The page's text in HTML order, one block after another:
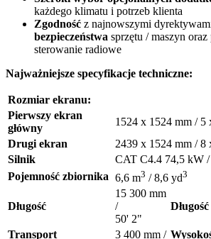
każdego klimatu i potrzeb klienta
Zgodność z najnowszymi
bezpieczeństwa sprzętu / maszyn oraz
sterowanie radiowe
Najważniejsze specyfikacje techniczne:
Rozmiar ekranu:
Pierwszy ekran
główny
1524 x 1524 mm / 5
Drugi ekran
2439 x 1524 mm / 8
Silnik
CAT C4.4 74,5 kW
Pojemność zbiornika 6,6 m3 / 8,6 yd3
Długość
15 300 mm
/
50' 2"
Transport
3 400 mm /